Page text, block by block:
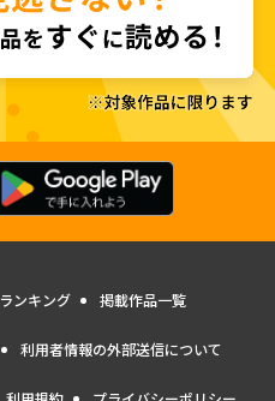
ランキング 掲載作品一覧
利用者情報の外部送信について